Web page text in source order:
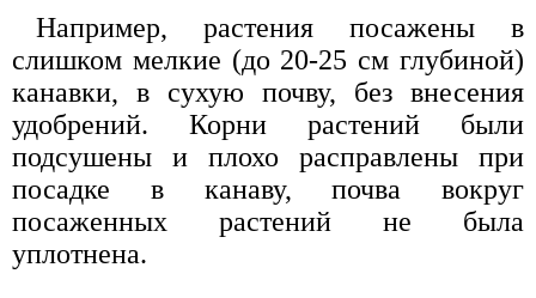
Например, растения посажены в
слишком мелкие (до 20-25 см глубиной)
канавки, в сухую почву, без внесения
удобрений. Корни растений были
подсушены и плохо расправлены при
посадке в канаву, почва вокруг
посаженных растений не была
уплотнена.